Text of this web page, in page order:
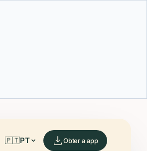
🇵🇹PT Obter a app